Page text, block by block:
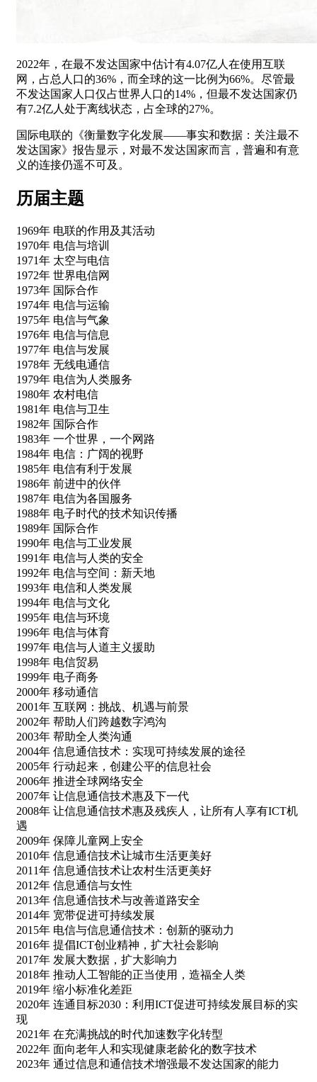
2022年，在最不发达国家中估计有4.07亿人在使用互联
网，占总人口的36%，而全球的这一比例为66%。尽管最
不发达国家人口仅占世界人口的14%，但最不发达国家仍
有7.2亿人处于离线状态，占全球的27%。
国际电联的《衡量数字化发展——事实和数据：关注最不
发达国家》报告显示，对最不发达国家而言，普遍和有意
义的连接仍遥不可及。
历届主题
1969年 电联的作用及其活动
1970年 电信与培训
1971年 太空与电信
1972年 世界电信网
1973年 国际合作
1974年 电信与运输
1975年 电信与气象
1976年 电信与信息
1977年 电信与发展
1978年 无线电通信
1979年 电信为人类服务
1980年 农村电信
1981年 电信与卫生
1982年 国际合作
1983年 一个世界，一个网路
1984年 电信：广阔的视野
1985年 电信有利于发展
1986年 前进中的伙伴
1987年 电信为各国服务
1988年 电子时代的技术知识传播
1989年 国际合作
1990年 电信与工业发展
1991年 电信与人类的安全
1992年 电信与空间：新天地
1993年 电信和人类发展
1994年 电信与文化
1995年 电信与环境
1996年 电信与体育
1997年 电信与人道主义援助
1998年 电信贸易
1999年 电子商务
2000年 移动通信
2001年 互联网：挑战、机遇与前景
2002年 帮助人们跨越数字鸿沟
2003年 帮助全人类沟通
2004年 信息通信技术：实现可持续发展的途径
2005年 行动起来，创建公平的信息社会
2006年 推进全球网络安全
2007年 让信息通信技术惠及下一代
2008年 让信息通信技术惠及残疾人，让所有人享有ICT机
遇
2009年 保障儿童网上安全
2010年 信息通信技术让城市生活更美好
2011年 信息通信技术让农村生活更美好
2012年 信息通信与女性
2013年 信息通信技术与改善道路安全
2014年 宽带促进可持续发展
2015年 电信与信息通信技术：创新的驱动力
2016年 提倡ICT创业精神，扩大社会影响
2017年 发展大数据，扩大影响力
2018年 推动人工智能的正当使用，造福全人类
2019年 缩小标准化差距
2020年 连通目标2030：利用ICT促进可持续发展目标的实
现
2021年 在充满挑战的时代加速数字化转型
2022年 面向老年人和实现健康老龄化的数字技术
2023年 通过信息和通信技术增强最不发达国家的能力